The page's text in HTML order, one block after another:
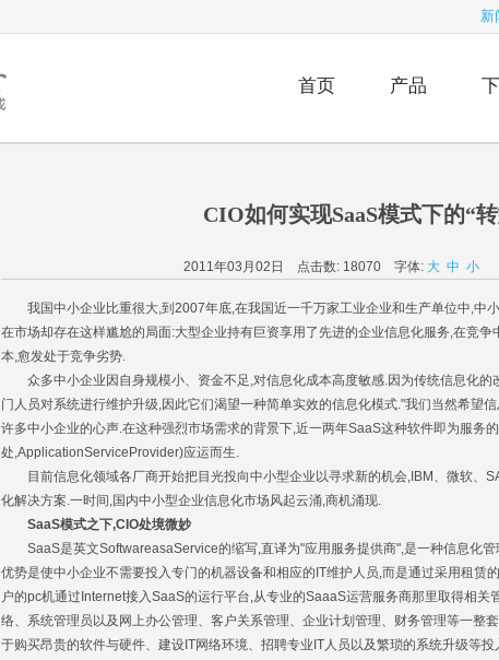
新
首页 产品
CIO如何实现SaaS模式下的“
2011年03月02日 点击数:18070 字体: 大 中 小
我国中小企业比重很大,到2007年底,在我国近一千万家工业企业和生产单位中,中
在市场却存在这样尴尬的局面:大型企业持有巨资享用了先进的企业信息化服务,在竞
本,愈发处于竞争劣势.
众多中小企业因自身规模小、资金不足,对信息化成本高度敏感.因为传统信息化的
门人员对系统进行维护升级,因此它们渴望一种简单实效的信息化模式."我们当然希望
许多中小企业的心声.在这种强烈市场需求的背景下,近一两年SaaS这种软件即为服务
处,ApplicationServiceProvider)应运而生.
目前信息化领域各厂商开始把目光投向中小型企业以寻求新的机会,IBM、微软、
化解决方案.一时间,国内中小型企业信息化市场风起云涌,商机涌现.
SaaS模式之下,CIO处境微妙
SaaS是英文SoftwareasaService的缩写,直译为"应用服务提供商",是一种信息化管
优势是使中小企业不需要投入专门的机器设备和相应的IT维护人员,而是通过采用租赁
户的pc机通过Internet接入SaaS的运行平台,从专业的SaaaS运营服务商那里取得相关
络、系统管理员以及网上办公管理、客户关系管理、企业计划管理、财务管理等一整
于购买昂贵的软件与硬件、建设IT网络环境、招聘专业IT人员以及繁琐的系统升级等